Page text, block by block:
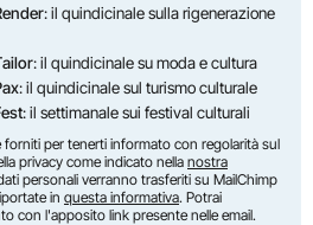
: il quindicinale sulla rigenerazione
: il quindicinale su moda e cultura
: il quindicinale sul turismo culturale
: il settimanale sui festival culturali
forniti per tenerti informato con regolarità sul
privacy come indicato nella nostra
personali verranno trasferiti su MailChimp
in questa informativa. Potrai
con l'apposito link presente nelle email.